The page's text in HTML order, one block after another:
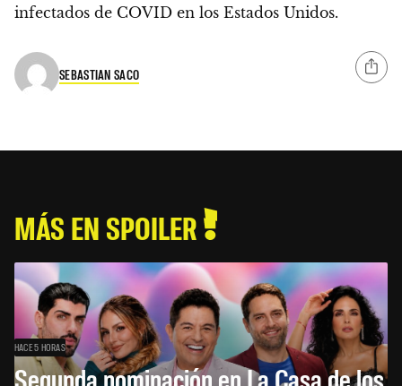
infectados de COVID en los Estados Unidos.
SEBASTIAN SACO
MÁS EN SPOILER
HACE 5 HORAS